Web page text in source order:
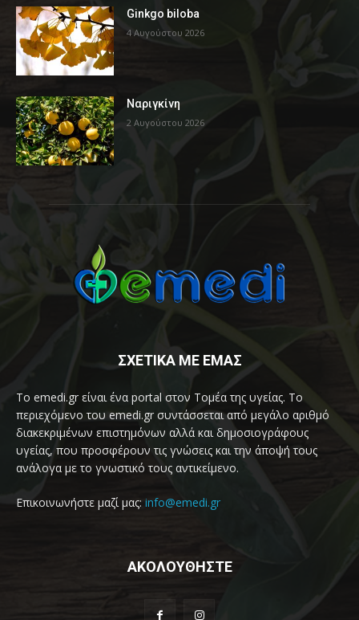
Ginkgo biloba
4 Αυγούστου 2026
Ναριγκίνη
2 Αυγούστου 2026
ΣΧΕΤΙΚΑ ΜΕ ΕΜΑΣ
Το emedi.gr είναι ένα portal στον Τομέα της υγείας. Το
περιεχόμενο του emedi.gr συντάσσεται από μεγάλο αριθμό
διακεκριμένων επιστημόνων αλλά και δημοσιογράφους
υγείας, που προσφέρουν τις γνώσεις και την άποψή τους
ανάλογα με το γνωστικό τους αντικείμενο.
Επικοινωνήστε μαζί μας: info@emedi.gr
ΑΚΟΛΟΥΘΗΣΤΕ